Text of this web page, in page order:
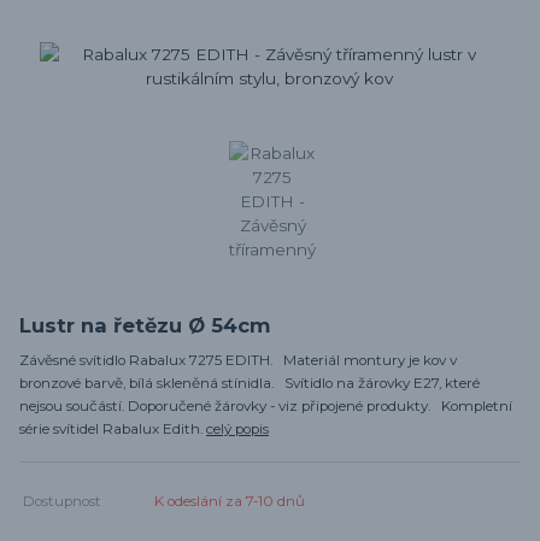
Lustr na řetězu Ø 54cm
Závěsné svítidlo Rabalux 7275 EDITH. Materiál montury je kov v
bronzové barvě, bílá skleněná stínidla. Svítidlo na žárovky E27, které
nejsou součástí. Doporučené žárovky - viz připojené produkty. Kompletní
série svítidel Rabalux Edith. celý popis
Dostupnost K odeslání za 7-10 dnů